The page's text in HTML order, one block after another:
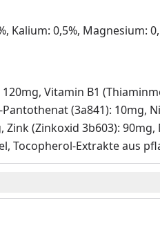
Kalium: 0,5%, Magnesium:
120mg, Vitamin B1
(3a841): 10mg,
(Zinkoxid 3b603):
Tocopherol-Extrakte aus